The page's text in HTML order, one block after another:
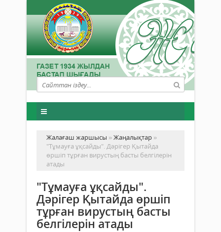
Жалағаш жаршысы »Жаңалықтар »
"Тұмауға ұқсайды". Дәрігер Қытайда
өршіп тұрған вирустың басты белгілерін
атады
"Тұмауға ұқсайды".
Дәрігер Қытайда өршіп
тұрған вирустың басты
белгілерін атады